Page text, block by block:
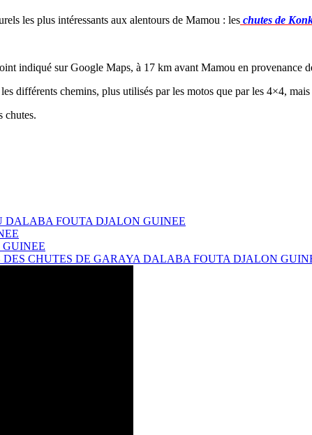
les plus intéressants aux alentours de Mamou : les chutes de
indiqué sur Google Maps, à 17 km avant Mamou en provenance
différents chemins, plus utilisés par les motos que par les 4×4,
chutes.
DALABA FOUTA DJALON GUINEE
CHUTES DE GARAYA DALABA FOUTA DJALON